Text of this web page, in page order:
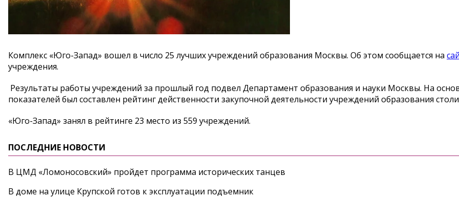
Комплекс «Юго-Запад» вошел в число 25 лучших учреждений образования Москвы. Об этом сообщается на
учреждения.
Результаты работы учреждений за прошлый год подвел Департамент образования и науки Москвы. На
показателей был составлен рейтинг действенности закупочной деятельности учреждений образования
«Юго-Запад» занял в рейтинге 23 место из 559 учреждений.
ПОСЛЕДНИЕ НОВОСТИ
В ЦМД «Ломоносовский» пройдет программа исторических танцев
В доме на улице Крупской готов к эксплуатации подъемник